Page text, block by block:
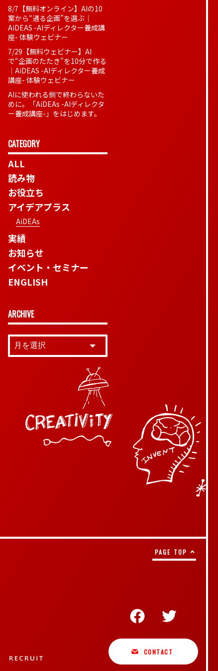
8/7【無料オンライン】AIの10
案から“通る企画”を選ぶ｜
AiDEAS -AIディレクター養成講
座- 体験ウェビナー
7/29【無料ウェビナー】AI
で“企画のたたき”を10分で作る
｜AiDEAS -AIディレクター養成
講座- 体験ウェビナー
AIに使われる側で終わらないた
めに。「AiDEAs -AIディレクタ
ー養成講座-」をはじめます。
CATEGORY
ALL
読み物
お役立ち
アイデアプラス
AiDEAs
実績
お知らせ
イベント・セミナー
ENGLISH
ARCHIVE
PAGE TOP
CONTACT